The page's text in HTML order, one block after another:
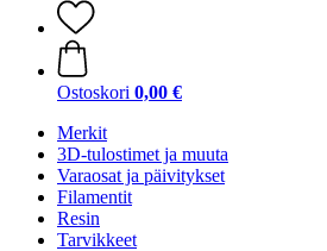
Ostoskori 0,00 €
Merkit
3D-tulostimet ja muuta
Varaosat ja päivitykset
Filamentit
Resin
Tarvikkeet